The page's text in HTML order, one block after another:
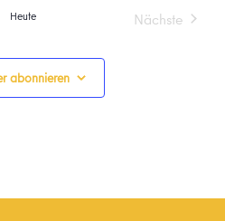
Heute
Nächste
abonnieren